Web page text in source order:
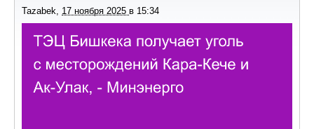
Tazabek 17 ноября 2025 в 15:34